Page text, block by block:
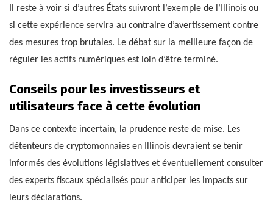
Il reste à voir si d’autres États suivront l’exemple de l’Illinois ou
si cette expérience servira au contraire d’avertissement contre
des mesures trop brutales. Le débat sur la meilleure façon de
réguler les actifs numériques est loin d’être terminé.
Conseils pour les investisseurs et
utilisateurs face à cette évolution
Dans ce contexte incertain, la prudence reste de mise. Les
détenteurs de cryptomonnaies en Illinois devraient se tenir
informés des évolutions législatives et éventuellement consulter
des experts fiscaux spécialisés pour anticiper les impacts sur
leurs déclarations.